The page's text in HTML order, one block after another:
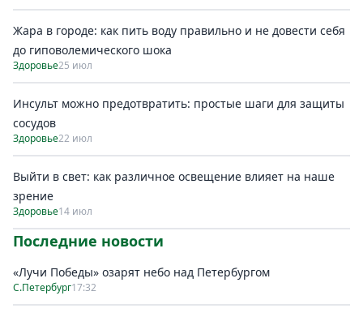
Жара в городе: как пить воду правильно и не довести себя
до гиповолемического шока
Здоровье25 июл
Инсульт можно предотвратить: простые шаги для защиты
сосудов
Здоровье22 июл
Выйти в свет: как различное освещение влияет на наше
зрение
Здоровье14 июл
Последние новости
«Лучи Победы» озарят небо над Петербургом
С.Петербург17:32